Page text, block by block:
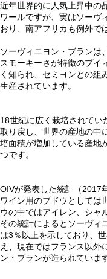
近年世界的に人気上昇中の
ワールですが、実はソーヴ
おり、南アフリカも例外で
ソーヴィニヨン・ブランは
スモーキーさが特徴のプイ
く知られ、セミヨンとの組
生産されています。
18世紀に広く栽培されてい
取り戻し、世界の産地の中
培面積が増加している産地
つです。
OIVが発表した統計（2017
ワイン用のブドウとしては
ウの中ではアイレン、シャ
その統計によるとソーヴィ
は3％以上を示しており、
え、現在ではフランス以外
ン・ブランが造られていま